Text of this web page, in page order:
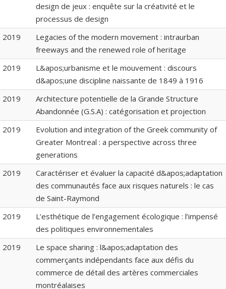
design de jeux : enquête sur la créativité et le
processus de design
2019
Legacies of the modern movement : intraurban
freeways and the renewed role of heritage
2019
L&apos;urbanisme et le mouvement : discours
d&apos;une discipline naissante de 1849 à 1916
2019
Architecture potentielle de la Grande Structure
Abandonnée (G.S.A) : catégorisation et projection
2019
Evolution and integration of the Greek community of
Greater Montreal : a perspective across three
generations
2019
Caractériser et évaluer la capacité d&apos;adaptation
des communautés face aux risques naturels : le cas
de Saint-Raymond
2019
L’esthétique de l’engagement écologique : l’impensé
des politiques environnementales
2019
Le space sharing : l&apos;adaptation des
commerçants indépendants face aux défis du
commerce de détail des artères commerciales
montréalaises